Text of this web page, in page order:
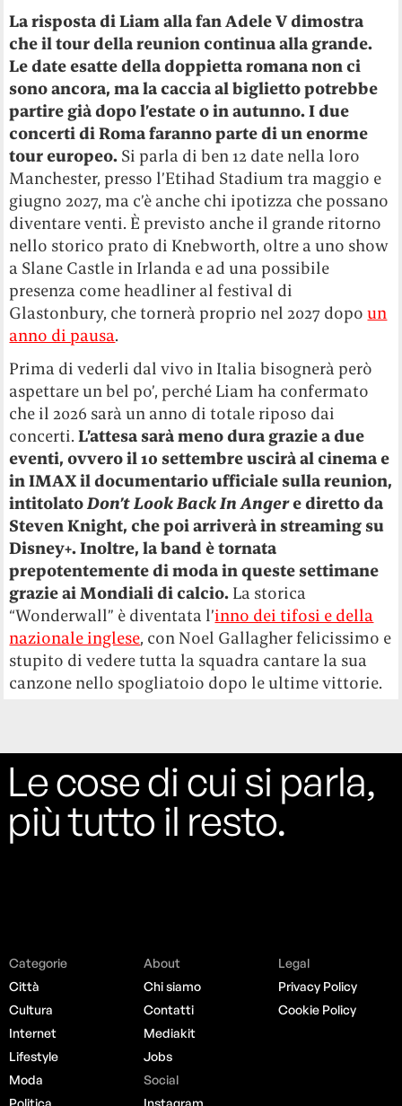
La risposta di Liam alla fan Adele V dimostra
che il tour della reunion continua alla grande.
Le date esatte della doppietta romana non ci
sono ancora, ma la caccia al biglietto potrebbe
partire già dopo l’estate o in autunno. I due
concerti di Roma faranno parte di un enorme
tour europeo. Si parla di ben 12 date nella loro
Manchester, presso l’Etihad Stadium tra maggio e
giugno 2027, ma c’è anche chi ipotizza che possano
diventare venti. È previsto anche il grande ritorno
nello storico prato di Knebworth, oltre a uno show
a Slane Castle in Irlanda e ad una possibile
presenza come headliner al festival di
Glastonbury, che tornerà proprio nel 2027 dopoun
anno di pausa.
Prima di vederli dal vivo in Italia bisognerà però
aspettare un bel po’, perché Liam ha confermato
che il 2026 sarà un anno di totale riposo dai
concerti.L’attesa sarà meno dura grazie a due
eventi, ovvero il 10 settembre uscirà al cinema e
in IMAX il documentario ufficiale sulla reunion,
intitolatoDon’t Look Back In Angere diretto da
Steven Knight, che poi arriverà in streaming su
Disney+. Inoltre, la band è tornata
prepotentemente di moda in queste settimane
grazie ai Mondiali di calcio. La storica
“Wonderwall” è diventata l’inno dei tifosi e della
nazionale inglese, con Noel Gallagher felicissimo e
stupito di vedere tutta la squadra cantare la sua
canzone nello spogliatoio dopo le ultime vittorie.
Le cose di cui si parla,
più tutto il resto.
Categorie
Città
Cultura
Internet
Lifestyle
Moda
Politica
About
Chi siamo
Contatti
Mediakit
Jobs
Social
Instagram
Legal
Privacy Policy
Cookie Policy